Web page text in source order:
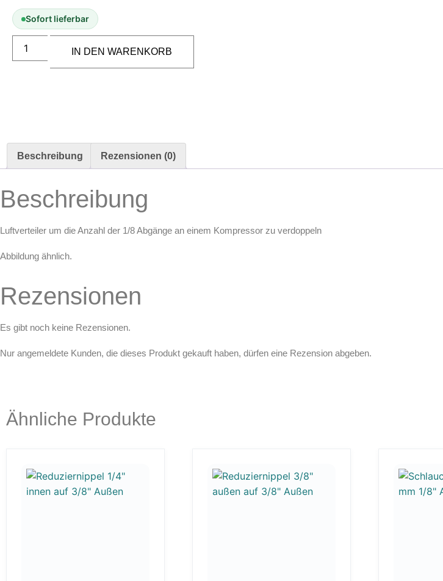
Pinstriping & Linienführung
Radierer & Schneidewerkzeuge
Plotter & Zubehör
Modellbau-Zubehör
Untergründe & Papier
Sandstrahlen & Spezialbehandlungen
Maskierfolien & Maskierbänder
Schablonen & Templates
Reinigung & Pflege
Oberflächenreiniger
Luftreinigung & Filter
Leerbehälter & Mischzubehör
X
Sofort lieferbar
Luftverteiler
Metall,
2
IN DEN WARENKORB
Beschreibung Rezensionen (0)
Beschreibung
Luftverteiler um die Anzahl der 1/8 Abgänge an einem Kompressor zu verdoppeln
Abbildung ähnlich.
Rezensionen
Es gibt noch keine Rezensionen.
Nur angemeldete Kunden, die dieses Produkt gekauft haben, dürfen eine Rezension abgeben.
Ähnliche Produkte